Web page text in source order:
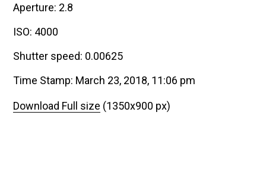
Aperture: 2.8
ISO: 4000
Shutter speed: 0.00625
Time Stamp: March 23, 2018, 11:06 pm
Download Full size (1350x900 px)